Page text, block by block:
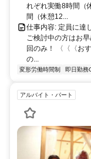
れぞれ実働8時間（
間（休憩12...
仕事内容: 定員に達
ご検討中の方はお
回のみ！ 〈〈〈お
の...
変形労働時間制 即日勤務
アルバイト・パート